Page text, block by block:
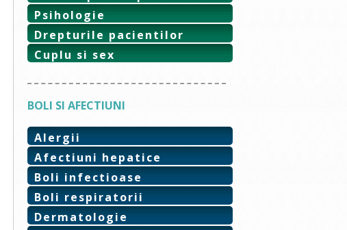
Psihologie
Drepturile pacientilor
Cuplu si sex
BOLI SI AFECTIUNI
Alergii
Afectiuni hepatice
Boli infectioase
Boli respiratorii
Dermatologie